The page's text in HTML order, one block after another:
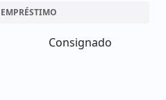
Consignado